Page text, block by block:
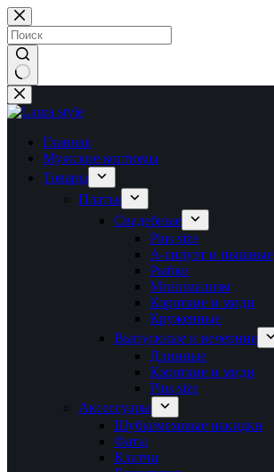
Перейти
к
сути
Ничего
не
Главная
Мужские костюмы
Товары
Платья
Свадебные
Plus size
А-силуэт и пышные
Рыбки
Минимализм
Короткие и миди
Кружевные
Выпускные и вечерние
Длинные
Короткие и миди
Plus size
Аксессуары
Шубы/меховые накидки
Фаты
Клатчи